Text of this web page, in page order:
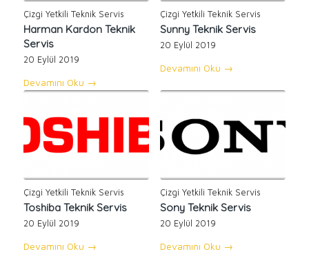
Çizgi Yetkili Teknik Servis
Harman Kardon Teknik
Servis
20 Eylül 2019
Devamını Oku →
Çizgi Yetkili Teknik Servis
Sunny Teknik Servis
20 Eylül 2019
Devamını Oku →
Çizgi Yetkili Teknik Servis
Toshiba Teknik Servis
20 Eylül 2019
Devamını Oku →
Çizgi Yetkili Teknik Servis
Sony Teknik Servis
20 Eylül 2019
Devamını Oku →